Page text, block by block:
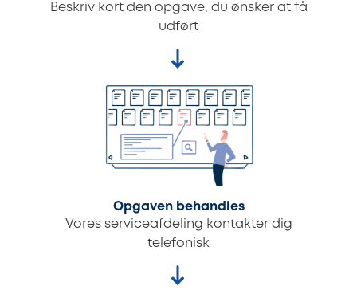
Beskriv kort den opgave, du ønsker at få
udført
Opgaven behandles
Vores serviceafdeling kontakter dig
telefonisk